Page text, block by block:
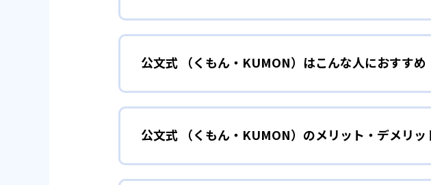
01 無学年式の学力別学習
KUMONでは、年齢や学年にとらわれずに、一人ひとりの
確実に100点が取れるレベルから少しずつ難易度を上げ
できる。
02 自学自習スタイル
公文式 （くもん・KUMON）はこんな人におすすめ
小学校に入る準備をしたい幼児向け
KUMONでは細かいステップに分かれた教材で、わかる楽
性格や学習への取り組み姿勢に合わせて内容も調整する
公文式 （くもん・KUMON）のメリット・デメリッ
どんなメリットがある？